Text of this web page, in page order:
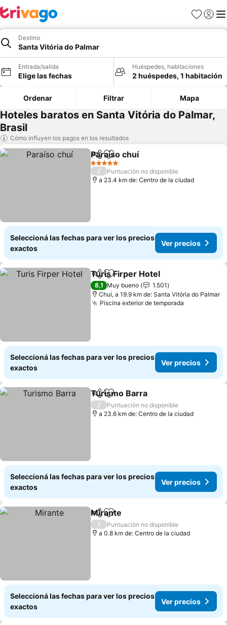
Favoritos
Iniciar
Destino
Santa Vitória do Palmar
Entrada/salida
Elige las fechas
Huéspedes, habitaciones
2 huéspedes, 1 habitación
Ordenar Filtrar Mapa
Hoteles baratos en Santa Vitória do Palmar,
Brasil
Cómo influyen los pagos en los resultados
CompartirAñadir a favoritos
Paraíso chuí
5 Estrellas
/
Puntuación no disponible
a 23.4 km de: Centro de la ciudad
Seleccioná las fechas para ver los precios
exactos
Ver precios
Compartir
Añadir a favoritos
Turis Firper Hotel
8,1 Muy bueno
1.501
Chuí, a 19.9 km de: Santa Vitória do Palmar
Piscina exterior de temporada
Seleccioná las fechas para ver los precios
exactos
Ver precios
Compartir
Añadir a favoritos
Turismo Barra
/
Puntuación no disponible
a 23.6 km de: Centro de la ciudad
Seleccioná las fechas para ver los precios
exactos
Ver precios
CompartirAñadir a favoritos
Mirante
/
Puntuación no disponible
a 0.8 km de: Centro de la ciudad
Seleccioná las fechas para ver los precios
exactos
Ver precios